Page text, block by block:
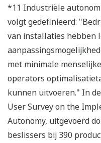
*11 Industriële
volgt gedefinieerd:
van installaties hebben
met minimale
operators
kunnen uitvoeren." In
User Survey on the
Autonomy, uitgevoerd
beslissers bij 390